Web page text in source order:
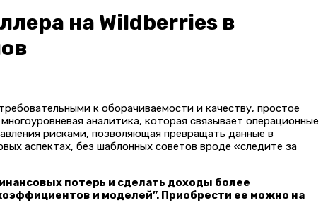
на Wildberries в
к оборачиваемости и качеству, простое
аналитика, которая связывает операционные
рисками, позволяющая превращать данные в
аспектах, без шаблонных советов вроде «следите за
потерь и сделать доходы более
и моделей”. Приобрести ее можно на